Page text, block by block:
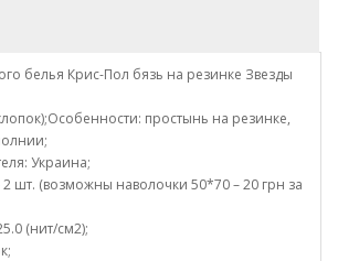
белья Крис-Пол бязь на резинке Звезды
простынь на резинке,
Украина;
шт. (возможны наволочки 50*70 – 20 грн за
(нит/см2);